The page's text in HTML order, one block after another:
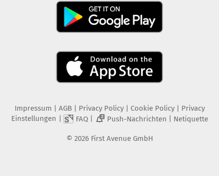
Impressum | AGB | Privacy Policy| Cookie Policy| Privacy
Einstellungen | FAQ| 2 Push-Nachrichten | Netiquette
© 2026 First Avenue GmbH